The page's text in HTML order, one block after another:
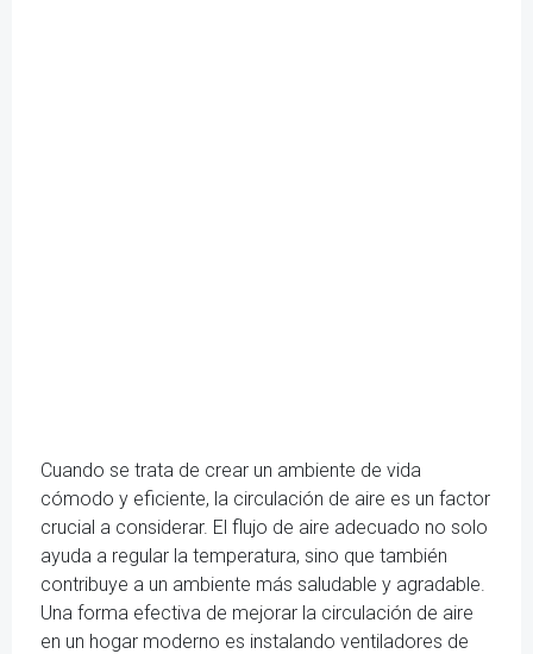
Cuando se trata de crear un ambiente de vida
cómodo y eficiente, la circulación de aire es un factor
crucial a considerar. El flujo de aire adecuado no solo
ayuda a regular la temperatura, sino que también
contribuye a un ambiente más saludable y agradable.
Una forma efectiva de mejorar la circulación de aire
en un hogar moderno es instalando ventiladores de